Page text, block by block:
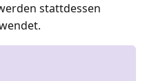
stattdessen